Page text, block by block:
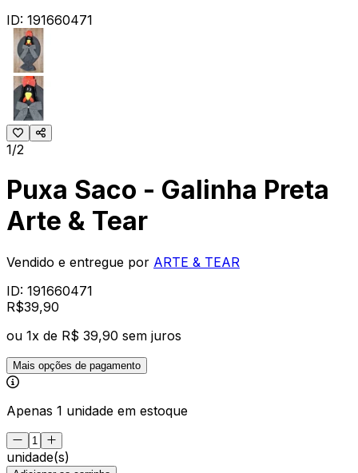
ID: 191660471
1/2
Puxa Saco - Galinha Preta
Arte & Tear
Vendido e entregue por ARTE & TEAR
ID: 191660471
R$39,90
ou 1x de R$ 39,90 sem juros
Mais opções de pagamento
Apenas 1 unidade em estoque
unidade(s)